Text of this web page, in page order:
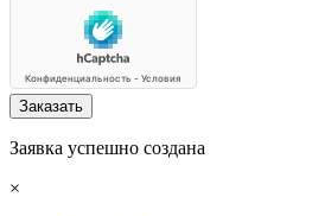
Заказать
Заявка успешно создана
×